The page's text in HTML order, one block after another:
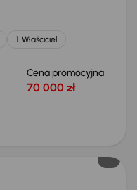
1. Właściciel
Cena promocyjna
70 000 zł